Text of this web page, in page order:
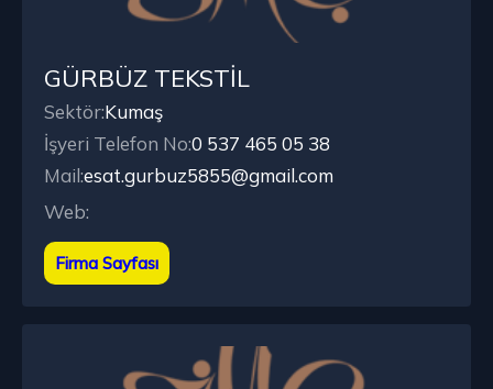
GÜRBÜZ TEKSTİL
Sektör:Kumaş
İşyeri Telefon No:0 537 465 05 38
Mail:esat.gurbuz5855@gmail.com
Web:
Firma Sayfası